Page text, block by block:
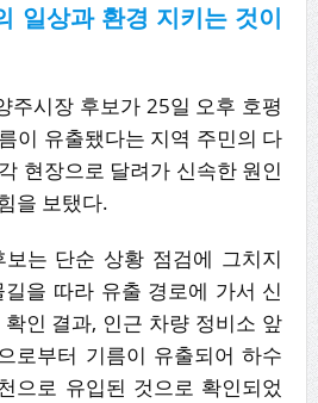
일상과 환경 지키는 것이
주시장 후보가 25일 오후 호평
이 유출됐다는 지역 주민의 다
현장으로 달려가 신속한 원인
을 보탰다.
는 단순 상황 점검에 그치지
을 따라 유출 경로에 가서 신
인 결과, 인근 차량 정비소 앞
로부터 기름이 유출되어 하수
으로 유입된 것으로 확인되었